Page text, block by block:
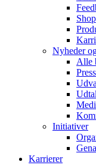
Nyheder
Alle
Initiativer
Karrierer